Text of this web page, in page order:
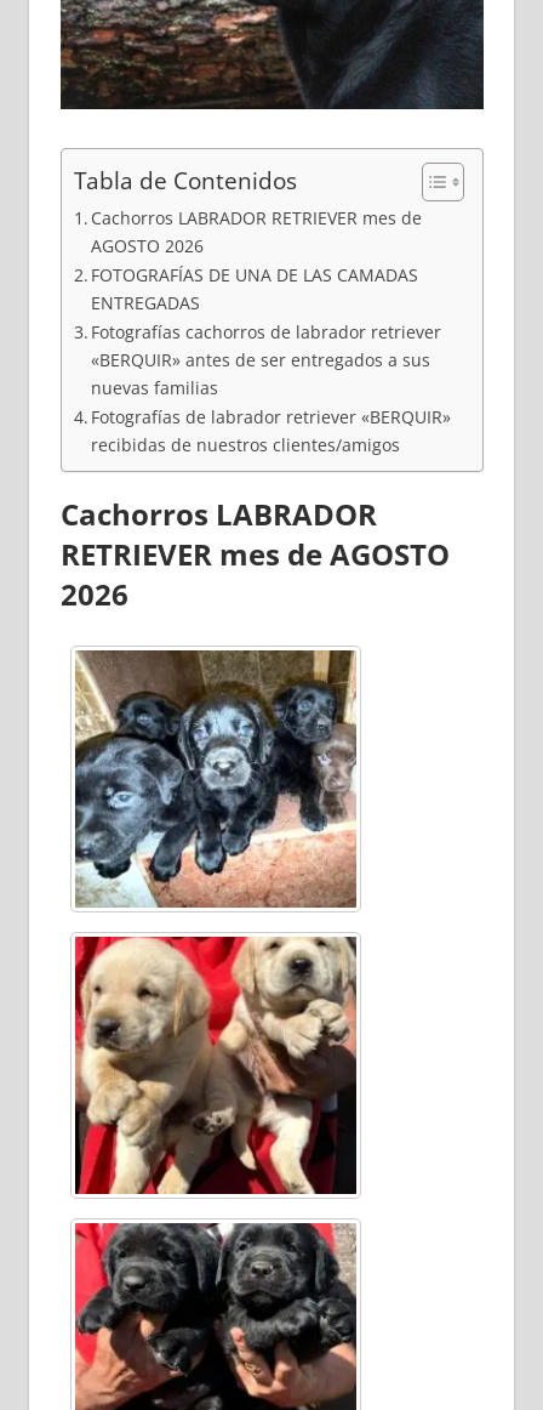
Tabla de Contenidos
Cachorros LABRADOR RETRIEVER mes de
AGOSTO 2026
FOTOGRAFÍAS DE UNA DE LAS CAMADAS
ENTREGADAS
Fotografías cachorros de labrador retriever
«BERQUIR» antes de ser entregados a sus
nuevas familias
Fotografías de labrador retriever «BERQUIR»
recibidas de nuestros clientes/amigos
Cachorros LABRADOR
RETRIEVER mes de AGOSTO
2026